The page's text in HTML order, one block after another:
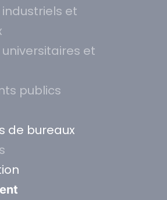
et
et
publics
de bureaux